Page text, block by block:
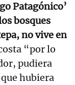
Patagónico’
bosques
no vive en
“por lo
pudiera
hubiera